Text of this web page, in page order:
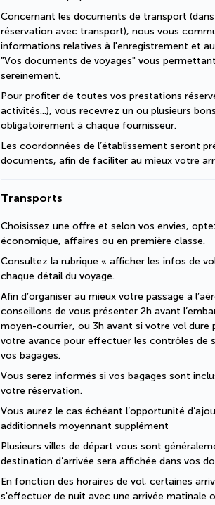
Concernant les documents de transport (dans
réservation avec transport), nous vous
informations relatives à l'enregistrement et
"Vos documents de voyages" vous
sereinement.
Pour profiter de toutes vos prestations
activités...), vous recevrez un ou plusieurs
obligatoirement à chaque fournisseur.
Les coordonnées de l’établissement seront
documents, afin de faciliter au mieux votre
Transports
Choisissez une offre et selon vos envies,
économique, affaires ou en première classe.
Consultez la rubrique « afficher les infos de
chaque détail du voyage.
Afin d’organiser au mieux votre passage à
conseillons de vous présenter 2h avant
moyen-courrier, ou 3h avant si votre vol dure
votre avance pour effectuer les contrôles de
vos bagages.
Vous serez informés si vos bagages sont
votre réservation.
Vous aurez le cas échéant l’opportunité
additionnels moyennant supplément
Plusieurs villes de départ vous sont
destination d’arrivée sera affichée dans vos
En fonction des horaires de vol, certaines
s'effectuer de nuit avec une arrivée matinale